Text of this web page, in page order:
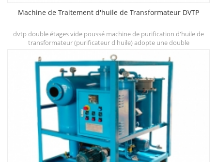
Machine de Traitement d'huile de Transformateur DVTP
dvtp double étages vide poussé machine de purification d'huile de
transformateur (purificateur d'huile) adopte une double
filtration à trois étages, qui peuvent rapidement améliorer la
résistance diélectrique, réduire la teneur en eau, en gaz et en
particules et d'autres contaminants.